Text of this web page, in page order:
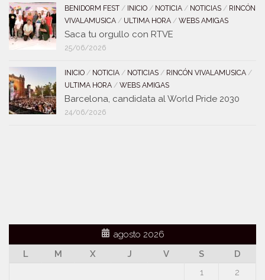
BENIDORM FEST / INICIO / NOTICIA / NOTICIAS / RINCÓN
VIVALAMUSICA / ULTIMA HORA / WEBS AMIGAS
Saca tu orgullo con RTVE
25/06/2026
INICIO / NOTICIA / NOTICIAS / RINCÓN VIVALAMUSICA /
ULTIMA HORA / WEBS AMIGAS
Barcelona, candidata al World Pride 2030
24/06/2026
agosto 2026
L
M X J V S
D
1
2